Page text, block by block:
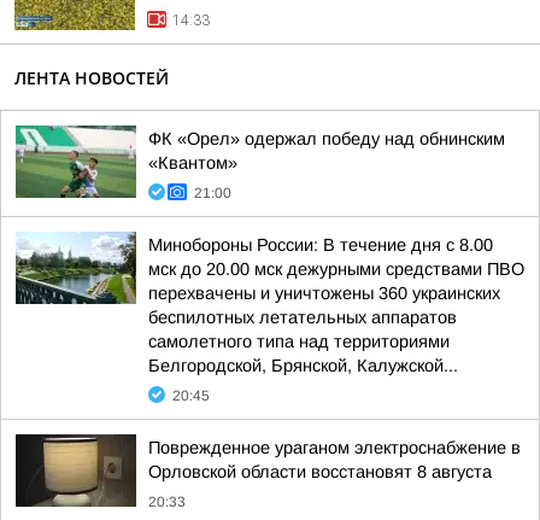
14:33
ЛЕНТА НОВОСТЕЙ
ФК «Орел» одержал победу над обнинским
«Квантом»
21:00
Минобороны России: В течение дня с 8.00
мск до 20.00 мск дежурными средствами ПВО
перехвачены и уничтожены 360 украинских
беспилотных летательных аппаратов
самолетного типа над территориями
Белгородской, Брянской, Калужской...
20:45
Поврежденное ураганом электроснабжение в
Орловской области восстановят 8 августа
20:33